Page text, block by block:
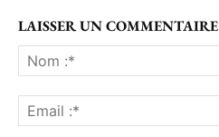
LAISSER UN COMMENTAIRE